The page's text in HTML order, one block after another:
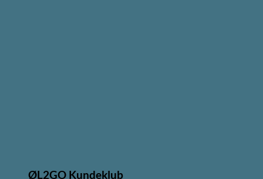
ØL2GO Kundeklub